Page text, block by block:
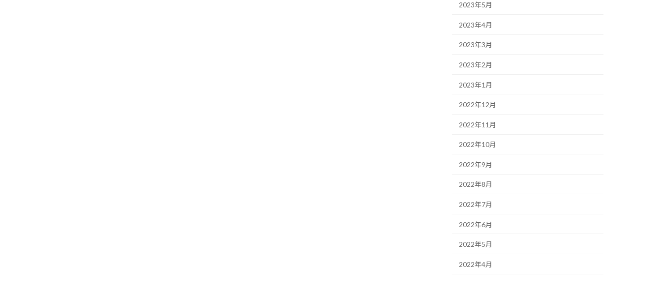
2023年5月
2023年4月
2023年3月
2023年2月
2023年1月
2022年12月
2022年11月
2022年10月
2022年9月
2022年8月
2022年7月
2022年6月
2022年5月
2022年4月